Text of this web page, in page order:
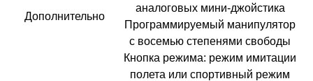
Дополнительно
аналоговых мини-джойстика
Программируемый манипулятор
с восемью степенями свободы
Кнопка режима: режим имитации
полета или спортивный режим